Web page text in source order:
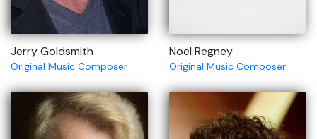
Jerry Goldsmith
Original Music Composer
Noel Regney
Original Music Composer